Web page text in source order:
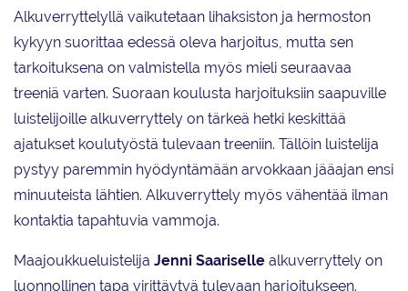
Alkuverryttelyllä vaikutetaan lihaksiston ja hermoston
kykyyn suorittaa edessä oleva harjoitus, mutta sen
tarkoituksena on valmistella myös mieli seuraavaa
treeniä varten. Suoraan koulusta harjoituksiin saapuville
luistelijoille alkuverryttely on tärkeä hetki keskittää
ajatukset koulutyöstä tulevaan treeniin. Tällöin luistelija
pystyy paremmin hyödyntämään arvokkaan jääajan ensi
minuuteista lähtien. Alkuverryttely myös vähentää ilman
kontaktia tapahtuvia vammoja.
Maajoukkueluistelija Jenni Saariselle alkuverryttely on
luonnollinen tapa virittäytyä tulevaan harjoitukseen.